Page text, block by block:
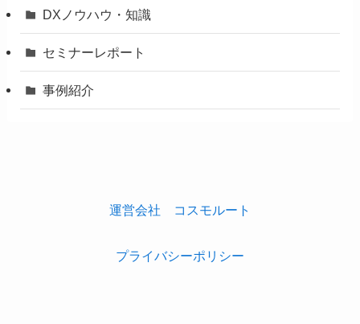
DXノウハウ・知識
セミナーレポート
事例紹介
運営会社 コスモルート
プライバシーポリシー